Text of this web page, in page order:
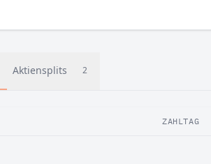
Aktiensplits 2
ZAHLTAG